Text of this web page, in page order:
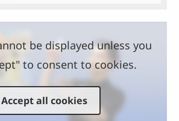
be displayed unless you
to consent to cookies.
Accept all cookies